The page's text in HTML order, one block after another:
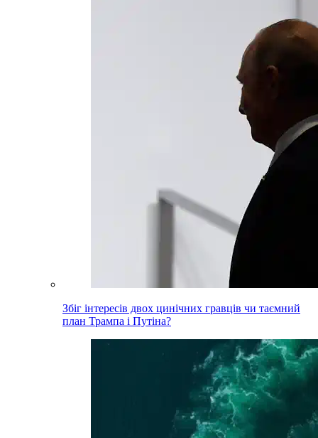
Збіг інтересів двох цинічних гравців чи таємний
план Трампа і Путіна?